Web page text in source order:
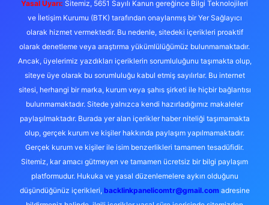
Yasal Uyarı: Sitemiz, 5651 Sayılı Kanun gereğince Bilgi Teknolojileri
ve İletişim Kurumu (BTK) tarafından onaylanmış bir Yer Sağlayıcı
olarak hizmet vermektedir. Bu nedenle, sitedeki içerikleri proaktif
olarak denetleme veya araştırma yükümlülüğümüz bulunmamaktadır.
Ancak, üyelerimiz yazdıkları içeriklerin sorumluluğunu taşımakta olup,
siteye üye olarak bu sorumluluğu kabul etmiş sayılırlar. Bu internet
sitesi, herhangi bir marka, kurum veya şahıs şirketi ile hiçbir bağlantısı
bulunmamaktadır. Sitede yalnızca kendi hazırladığımız makaleler
paylaşılmaktadır. Burada yer alan içerikler haber niteliği taşımamakta
olup, gerçek kurum ve kişiler hakkında paylaşım yapılmamaktadır.
Gerçek kurum ve kişiler ile isim benzerlikleri tamamen tesadüfidir.
Sitemiz, kar amacı gütmeyen ve tamamen ücretsiz bir bilgi paylaşım
platformudur. Hukuka ve yasal düzenlemelere aykırı olduğunu
düşündüğünüz içerikleri, backlinkpanelicomtr@gmail.comadresine